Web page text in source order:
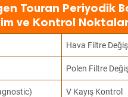
Touran Periyodik
ve Kontrol
Hava Filtre
Polen Filtre
V Kayış Kontrol